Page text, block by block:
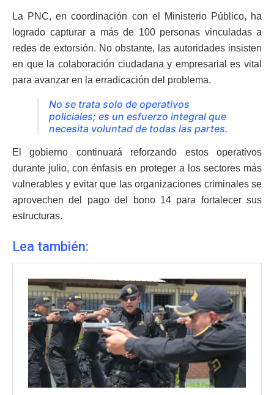
La PNC, en coordinación con el Ministerio Público, ha
logrado capturar a más de 100 personas vinculadas a
redes de extorsión. No obstante, las autoridades insisten
en que la colaboración ciudadana y empresarial es vital
para avanzar en la erradicación del problema.
No se trata solo de operativos
policiales; es un esfuerzo integral que
necesita voluntad de todas las partes.
El gobierno continuará reforzando estos operativos
durante julio, con énfasis en proteger a los sectores más
vulnerables y evitar que las organizaciones criminales se
aprovechen del pago del bono 14 para fortalecer sus
estructuras.
Lea también: